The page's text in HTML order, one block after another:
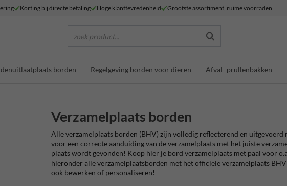
Korting bij directe betaling Hoge klanttevredenheid Grootste assortiment, ruime voorraden
zoek product...
borden Regelgeving borden voor dieren Afval- prullenbakken
Verzamelplaats borden
Alle verzamelplaats borden (BHV) zijn volledig reflecterend en
voor een correcte aanduiding van de verzamelplaats met het juiste
plaats wordt gevonden! Koop hier je bord verzamelplaats met paal voor
hieronder alle verzamelplaatsborden met het officiële verzamelplaats
ook bewerken of personaliseren!